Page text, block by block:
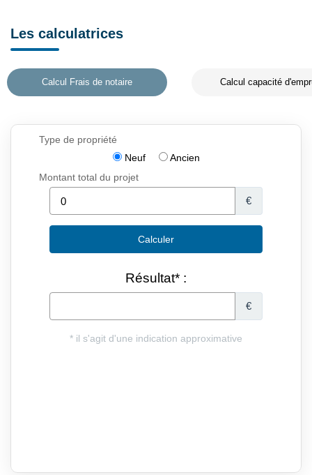
Les calculatrices
Calcul Frais de notaire Calcul capacité